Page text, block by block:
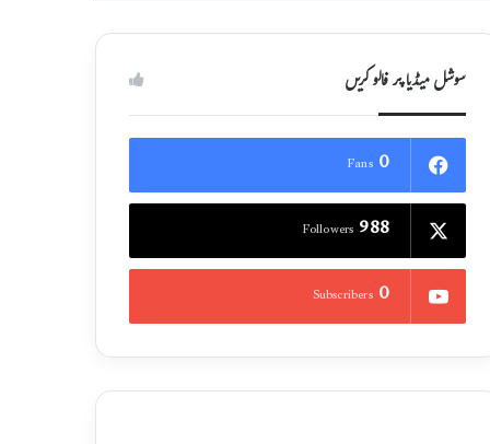
سوشل میڈیا پر فالو کریں
0
Fans
988
Followers
0
Subscribers